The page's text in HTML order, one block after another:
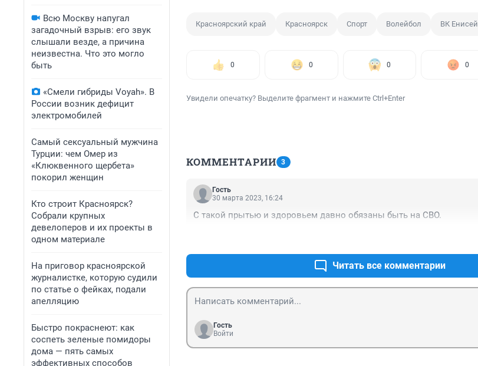
Всю Москву напугал
загадочный взрыв: его звук
слышали везде, а причина
неизвестна. Что это могло
быть
«Смели гибриды Voyah». В
России возник дефицит
электромобилей
Самый сексуальный мужчина
Турции: чем Омер из
«Клюквенного щербета»
покорил женщин
Кто строит Красноярск?
Собрали крупных
девелоперов и их проекты в
одном материале
На приговор красноярской
журналистке, которую судили
по статье о фейках, подали
апелляцию
Быстро покраснеют: как
соспеть зеленые помидоры
дома — пять самых
эффективных способов
Красноярский край Красноярск Спорт Волейбол ВК Енисей
0 0 0 0
Увидели опечатку? Выделите фрагмент и нажмите Ctrl+Enter
КОММЕНТАРИИ 3
Гость
30 марта 2023, 16:24
С такой прытью и здоровьем давно обязаны быть на СВО.
Читать все комментарии
Гость
Войти